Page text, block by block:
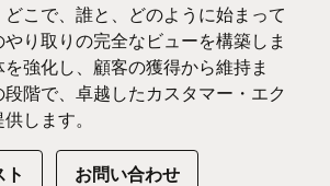
こで、誰と、どのように始まって
り取りの完全なビューを構築しま
強化し、顧客の獲得から維持ま
階で、卓越したカスタマー・エク
します。
お問い合わせ